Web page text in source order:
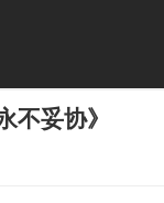
不妥协》